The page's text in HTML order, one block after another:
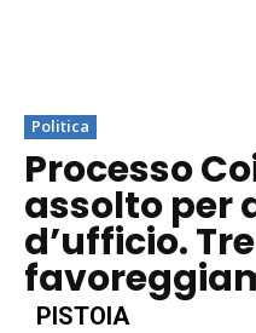
Politica
Processo
assolto per
d’ufficio.
PISTOIA